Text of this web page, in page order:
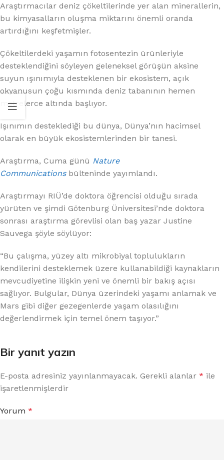
Araştırmacılar deniz çökeltilerinde yer alan minerallerin,
bu kimyasalların oluşma miktarını önemli oranda
artırdığını keşfetmişler.
Çökeltilerdeki yaşamın fotosentezin ürünleriyle
desteklendiğini söyleyen geleneksel görüşün aksine
suyun ışınımıyla desteklenen bir ekosistem, açık
okyanusun çoğu kısmında deniz tabanının hemen
metrelerce altında başlıyor.
Işınımın desteklediği bu dünya, Dünya’nın hacimsel
olarak en büyük ekosistemlerinden bir tanesi.
Araştırma, Cuma günü Nature
Communicationsbülteninde yayımlandı.
Araştırmayı RIÜ’de doktora öğrencisi olduğu sırada
yürüten ve şimdi Götenburg Üniversitesi’nde doktora
sonrası araştırma görevlisi olan baş yazar Justine
Sauvega şöyle söylüyor:
“Bu çalışma, yüzey altı mikrobiyal toplulukların
kendilerini desteklemek üzere kullanabildiği kaynakların
mevcudiyetine ilişkin yeni ve önemli bir bakış açısı
sağlıyor. Bulgular, Dünya üzerindeki yaşamı anlamak ve
Mars gibi diğer gezegenlerde yaşam olasılığını
değerlendirmek için temel önem taşıyor.”
Bir yanıt yazın
E-posta adresiniz yayınlanmayacak. Gerekli alanlar * ile
işaretlenmişlerdir
Yorum *